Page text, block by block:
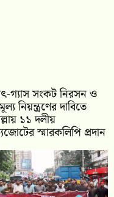
গ্যাস সংকট নিরসন ও
নিয়ন্ত্রণের দাবিতে
১১ দলীয়
স্মারকলিপি প্রদান